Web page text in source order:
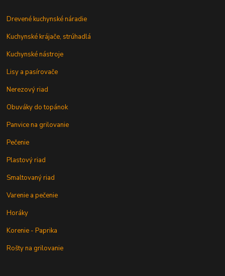
Drevené kuchynské náradie
Kuchynské krájače, strúhadlá
Kuchynské nástroje
Lisy a pasírovače
Nerezový riad
Obuváky do topánok
Panvice na grilovanie
Pečenie
Plastový riad
Smaltovaný riad
Varenie a pečenie
Horáky
Korenie - Paprika
Rošty na grilovanie